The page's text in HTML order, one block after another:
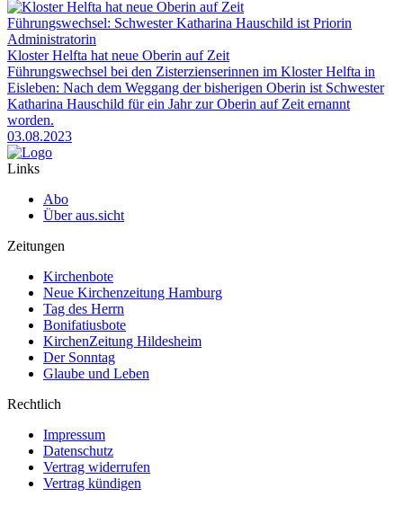
Führungswechsel: Schwester Katharina Hauschild ist Priorin
Administratorin
Kloster Helfta hat neue Oberin auf Zeit
Führungswechsel bei den Zisterzienserinnen im Kloster Helfta in
Eisleben: Nach dem Weggang der bisherigen Oberin ist Schwester
Katharina Hauschild für ein Jahr zur Oberin auf Zeit ernannt
worden.
03.08.2023
Links
Abo
Über aus.sicht
Zeitungen
Kirchenbote
Neue Kirchenzeitung Hamburg
Tag des Herrn
Bonifatiusbote
KirchenZeitung Hildesheim
Der Sonntag
Glaube und Leben
Rechtlich
Impressum
Datenschutz
Vertrag widerrufen
Vertrag kündigen